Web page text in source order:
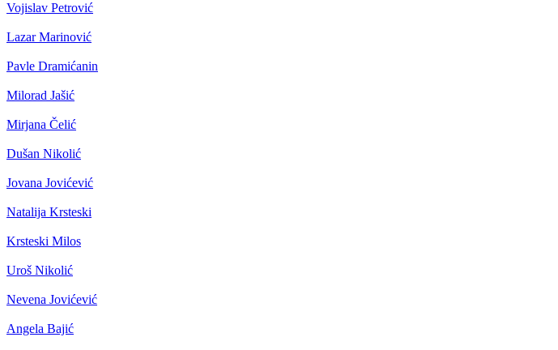
Vojislav Petrović
Lazar Marinović
Pavle Dramićanin
Milorad Jašić
Mirjana Čelić
Dušan Nikolić
Jovana Jovićević
Natalija Krsteski
Krsteski Milos
Uroš Nikolić
Nevena Jovićević
Angela Bajić